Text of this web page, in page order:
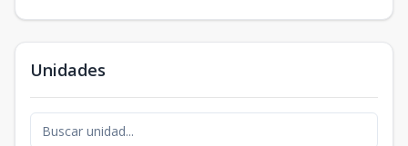
Unidades